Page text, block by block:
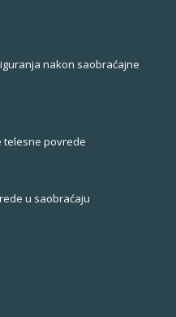
nakon saobraćajne
telesne povrede
u saobraćaju